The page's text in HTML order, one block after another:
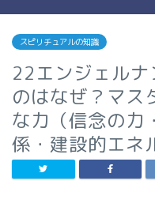
スピリチュアルの知識
22エンジェル
のはなぜ？マス
な力（信念の力
係・建設的エネ